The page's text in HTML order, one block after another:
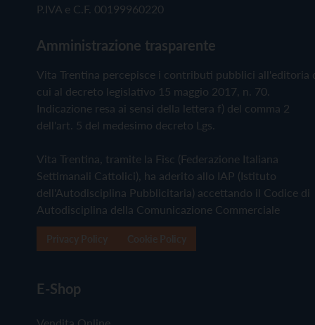
P.IVA e C.F. 00199960220
Amministrazione trasparente
Vita Trentina percepisce i contributi pubblici all'editoria
cui al decreto legislativo 15 maggio 2017, n. 70.
Indicazione resa ai sensi della lettera f) del comma 2
dell'art. 5 del medesimo decreto Lgs.
Vita Trentina, tramite la Fisc (Federazione Italiana
Settimanali Cattolici), ha aderito allo IAP (Istituto
dell'Autodisciplina Pubblicitaria) accettando il Codice di
Autodisciplina della Comunicazione Commerciale
E-Shop